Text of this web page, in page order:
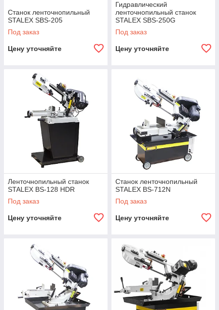
Станок ленточнопильный
STALEX SBS-205
Под заказ
Цену уточняйте
Гидравлический
ленточнопильный станок
STALEX SBS-250G
Под заказ
Цену уточняйте
Ленточнопильный станок
STALEX BS-128 HDR
Под заказ
Цену уточняйте
Станок ленточнопильный
STALEX BS-712N
Под заказ
Цену уточняйте